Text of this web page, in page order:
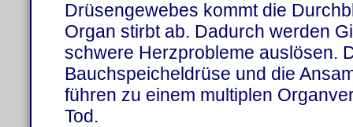
Drüsengewebes kommt die
Organ stirbt ab. Dadurch werden
schwere Herzprobleme auslösen.
Bauchspeicheldrüse und die
führen zu einem multiplen
Tod.